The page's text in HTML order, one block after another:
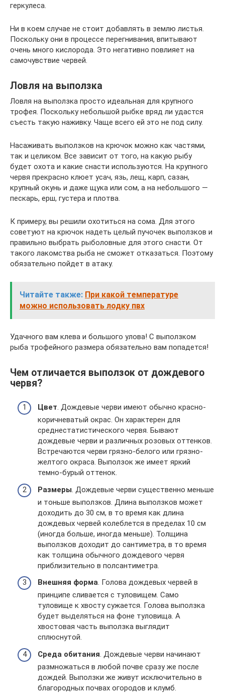
геркулеса.
Ни в коем случае не стоит добавлять в землю листья.
Поскольку они в процессе перегнивания, впитывают
очень много кислорода. Это негативно повлияет на
самочувствие червей.
Ловля на выползка
Ловля на выползка просто идеальная для крупного
трофея. Поскольку небольшой рыбке вряд ли удастся
съесть такую наживку. Чаще всего ей это не под силу.
Насаживать выползков на крючок можно как частями,
так и целиком. Все зависит от того, на какую рыбу
будет охота и какие снасти используются. На крупного
червя прекрасно клюет усач, язь, лещ, карп, сазан,
крупный окунь и даже щука или сом, а на небольшого —
пескарь, ерш, густера и плотва.
К примеру, вы решили охотиться на сома. Для этого
советуют на крючок надеть целый пучочек выползков и
правильно выбрать рыболовные для этого снасти. От
такого лакомства рыба не сможет отказаться. Поэтому
обязательно пойдет в атаку.
Читайте также: При какой температуре
можно использовать лодку пвх
Удачного вам клева и большого улова! С выползком
рыба трофейного размера обязательно вам попадется!
Чем отличается выползок от дождевого
червя?
Цвет. Дождевые черви имеют обычно красно-
коричневатый окрас. Он характерен для
среднестатистического червя. Бывают
дождевые черви и различных розовых оттенков.
Встречаются черви грязно-белого или грязно-
желтого окраса. Выползок же имеет яркий
темно-бурый оттенок.
Размеры. Дождевые черви существенно меньше
и тоньше выползков. Длина выползков может
доходить до 30 см, в то время как длина
дождевых червей колеблется в пределах 10 см
(иногда больше, иногда меньше). Толщина
выползков доходит до сантиметра, в то время
как толщина обычного дождевого червя
приблизительно в полсантиметра.
Внешняя форма. Голова дождевых червей в
принципе сливается с туловищем. Само
туловище к хвосту сужается. Голова выползка
будет выделяться на фоне туловища. А
хвостовая часть выползка выглядит
сплюснутой.
Среда обитания. Дождевые черви начинают
размножаться в любой почве сразу же после
дождей. Выползки же живут исключительно в
благородных почвах огородов и клумб.